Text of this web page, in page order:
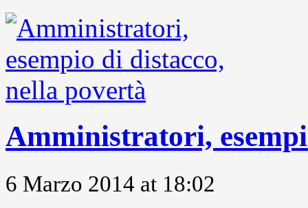
Amministratori,
6 Marzo 2014 at 18:02